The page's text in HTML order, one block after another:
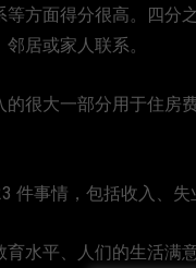
方面得分很高。四分
居或家人联系。
很大一部分用于住房
件事情，包括收入、失
水平、人们的生活满